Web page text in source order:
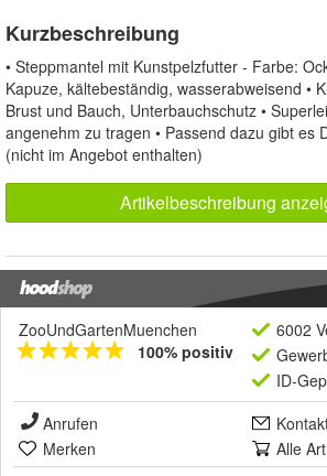
Kurzbeschreibung
• Steppmantel mit Kunstpelzfutter - Farbe:
Kapuze, kältebeständig, wasserabweisend •
Brust und Bauch, Unterbauchschutz •
angenehm zu tragen • Passend dazu gibt es
(nicht im Angebot enthalten)
Artikelbeschreibung
ZooUndGartenMuenchen
100% positiv
6002
ID-
Anrufen
Merken
Alle